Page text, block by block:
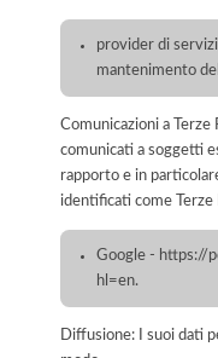
provider di
mantenimento
Comunicazioni a
comunicati a soggetti
rapporto e in
identificati come Terze
Google - https://
hl=en.
Diffusione: I suoi dati